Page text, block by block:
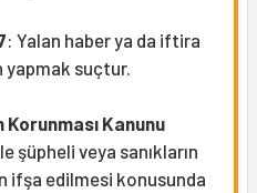
: Yalan haber ya da iftira
yapmak suçtur.
Kanunu
şüpheli veya sanıkların
ifşa edilmesi konusunda